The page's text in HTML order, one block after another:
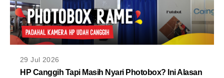
29 Jul 2026
HP Canggih Tapi Masih Nyari Photobox? Ini Alasan